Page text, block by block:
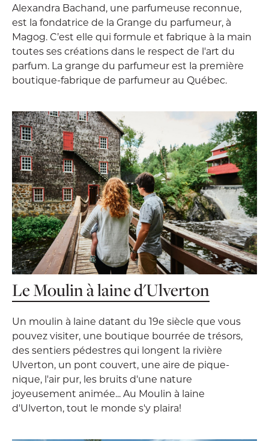
Alexandra Bachand, une parfumeuse reconnue,
est la fondatrice de la Grange du parfumeur, à
Magog. C’est elle qui formule et fabrique à la main
toutes ses créations dans le respect de l'art du
parfum. La grange du parfumeur est la première
boutique-fabrique de parfumeur au Québec.
Le Moulin à laine d'Ulverton
Un moulin à laine datant du 19e siècle que vous
pouvez visiter, une boutique bourrée de trésors,
des sentiers pédestres qui longent la rivière
Ulverton, un pont couvert, une aire de pique-
nique, l'air pur, les bruits d'une nature
joyeusement animée... Au Moulin à laine
d'Ulverton, tout le monde s'y plaira!